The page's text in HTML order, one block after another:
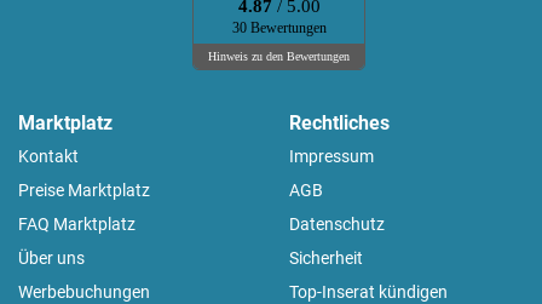
4.87 / 5.00
30 Bewertungen
Hinweis zu den Bewertungen
Marktplatz
Kontakt
Preise Marktplatz
FAQ Marktplatz
Über uns
Werbebuchungen
Rechtliches
Impressum
AGB
Datenschutz
Sicherheit
Top-Inserat kündigen